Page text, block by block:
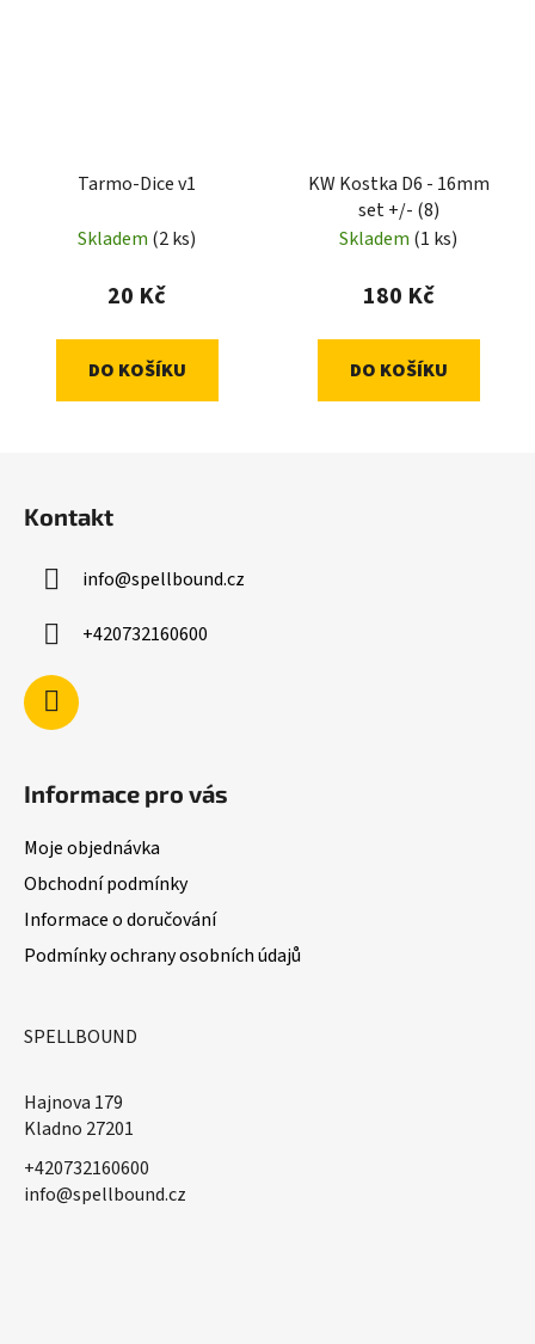
Tarmo-Dice v1
Skladem (2 ks)
20 Kč
DO KOŠÍKU
KW Kostka D6 - 16mm
set +/- (8)
Skladem (1 ks)
180 Kč
DO KOŠÍKU
Kontakt
info@spellbound.cz
+420732160600
Informace pro vás
Moje objednávka
Obchodní podmínky
Informace o doručování
Podmínky ochrany osobních údajů
SPELLBOUND
Hajnova 179
Kladno 27201
+420732160600
​info@spellbound.cz